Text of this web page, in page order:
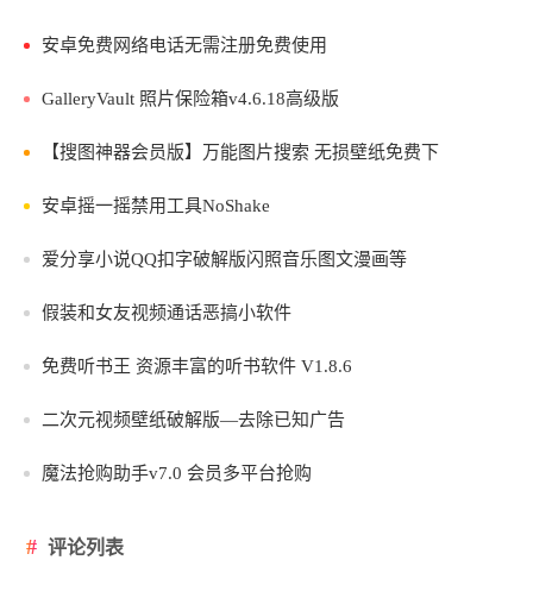
安卓免费网络电话无需注册免费使用
GalleryVault 照片保险箱v4.6.18高级版
【搜图神器会员版】万能图片搜索 无损壁纸免费下
安卓摇一摇禁用工具NoShake
爱分享小说QQ扣字破解版闪照音乐图文漫画等
假装和女友视频通话恶搞小软件
免费听书王 资源丰富的听书软件 V1.8.6
二次元视频壁纸破解版—去除已知广告
魔法抢购助手v7.0 会员多平台抢购
评论列表